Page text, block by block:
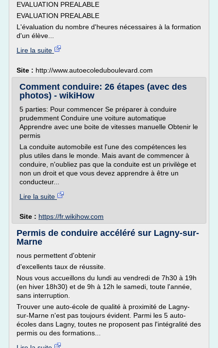
EVALUATION PREALABLE
EVALUATION PREALABLE
L'évaluation du nombre d'heures nécessaires à la formation
d'un élève...
Lire la suite
Site : http://www.autoecoleduboulevard.com
Comment conduire: 26 étapes (avec des
photos) - wikiHow
5 parties: Pour commencer Se préparer à conduire
prudemment Conduire une voiture automatique
Apprendre avec une boite de vitesses manuelle Obtenir le
permis
La conduite automobile est l'une des compétences les
plus utiles dans le monde. Mais avant de commencer à
conduire, n'oubliez pas que la conduite est un privilège et
non un droit et que vous devez apprendre à être un
conducteur...
Lire la suite
Site : https://fr.wikihow.com
Permis de conduire accéléré sur Lagny-sur-
Marne
nous permettent d'obtenir
d'excellents taux de réussite.
Nous vous accueillons du lundi au vendredi de 7h30 à 19h
(en hiver 18h30) et de 9h à 12h le samedi, toute l'année,
sans interruption.
Trouver une auto-école de qualité à proximité de Lagny-
sur-Marne n'est pas toujours évident. Parmi les 5 auto-
écoles dans Lagny, toutes ne proposent pas l'intégralité des
permis ou des formations...